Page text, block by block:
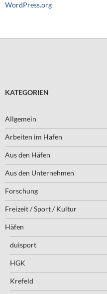
WordPress.org
KATEGORIEN
Allgemein
Arbeiten im Hafen
Aus den Häfen
Aus den Unternehmen
Forschung
Freizeit / Sport / Kultur
Häfen
duisport
HGK
Krefeld